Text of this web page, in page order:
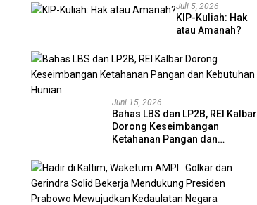
Juli 5, 2026
KIP-Kuliah: Hak
atau Amanah?
Juni 15, 2026
Bahas LBS dan LP2B, REI Kalbar
Dorong Keseimbangan
Ketahanan Pangan dan